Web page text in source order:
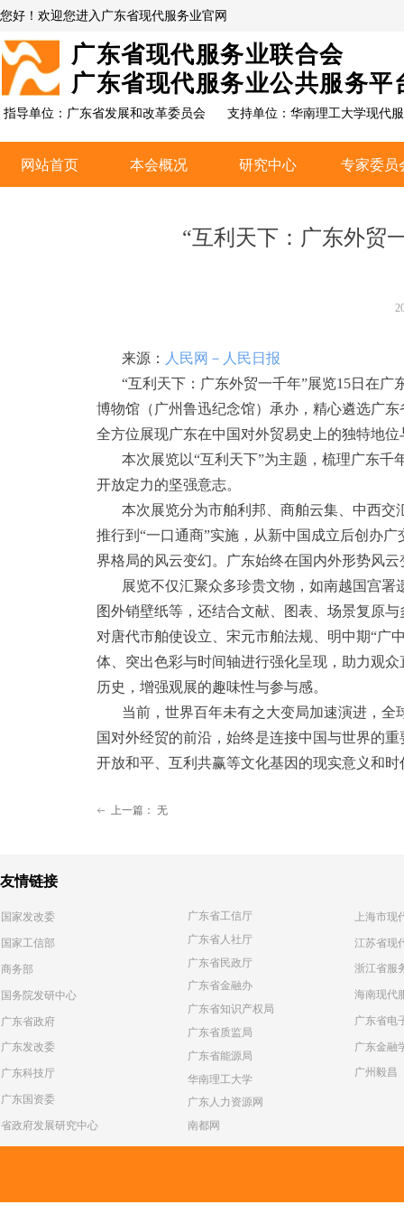
指导单位：广东省发展和改革委员会 支持单位： 华南理工大学现代
您好！欢迎您进入广东省现代服务业官网
网站首页 本会概况 研究中心 专家委员
广东省现代服务业联合会
广东省现代服务业公共服务平
“互利天下：广东外贸
来源：
人民网－人民日报
“互利天下：广东外贸一千年”展览15日在
博物馆（广州鲁迅纪念馆）承办，精心遴选广
全方位展现广东在中国对外贸易史上的独特地
本次展览以“互利天下”为主题，梳理广东
开放定力的坚强意志。
本次展览分为市舶利邦、商舶云集、中西
推行到“一口通商”实施，从新中国成立后创办
界格局的风云变幻。广东始终在国内外形势风
展览不仅汇聚众多珍贵文物，如南越国宫
图外销壁纸等，还结合文献、图表、场景复原
对唐代市舶使设立、宋元市舶法规、明中期“广
体、突出色彩与时间轴进行强化呈现，助力观
历史，增强观展的趣味性与参与感。
当前，世界百年未有之大变局加速演进，
国对外经贸的前沿，始终是连接中国与世界的
开放和平、互利共赢等文化基因的现实意义和时
ꂃ 上一篇： 无
友情链接
国家发改委
国家工信部
商务部
国务院发研中心
广东省政府
广东发改委
广东科技厅
广东国资委
省政府发展研究中心
广东省工信厅
广东省人社厅
广东省民政厅
广东省金融办
广东省知识产权局
广东省质监局
广东省能源局
华南理工大学
广东人力资源网
南都网
上海市现
江苏省现
浙江省服
海南现代
广东省电
广东金融
广州毅昌